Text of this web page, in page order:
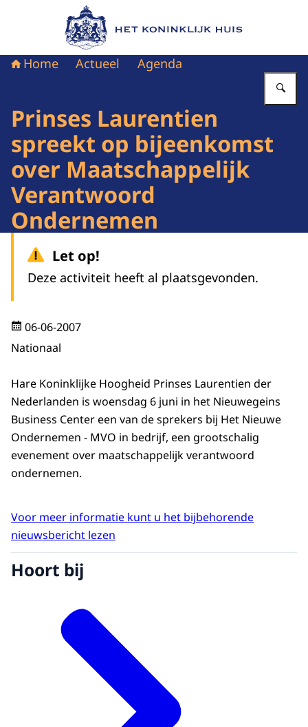
Naar de homepage van Het Koninklijk Huis
Home Actueel Agenda
Prinses Laurentien
spreekt op bijeenkomst
over Maatschappelijk
Verantwoord
Ondernemen
Let op!
Deze activiteit heeft al plaatsgevonden.
06-06-2007
Nationaal
Hare Koninklijke Hoogheid Prinses Laurentien der
Nederlanden is woensdag 6 juni in het Nieuwegeins
Business Center een van de sprekers bij Het Nieuwe
Ondernemen - MVO in bedrijf, een grootschalig
evenement over maatschappelijk verantwoord
ondernemen.
Voor meer informatie kunt u het bijbehorende
nieuwsbericht lezen
Hoort bij